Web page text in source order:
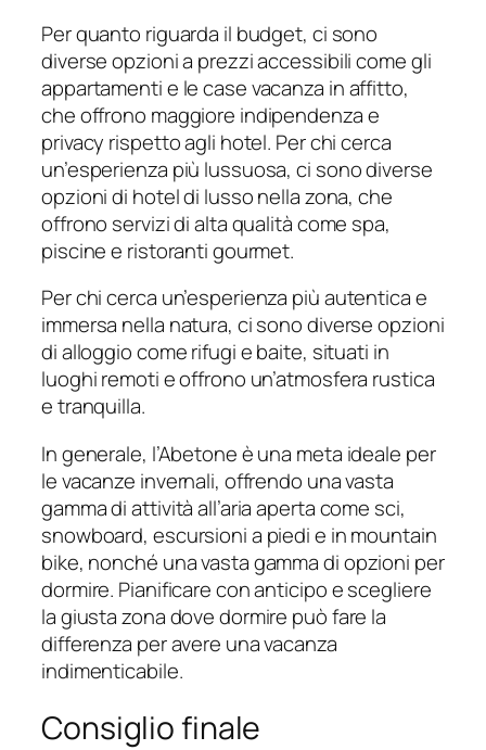
Per quanto riguarda il budget, ci sono
diverse opzioni a prezzi accessibili come gli
appartamenti e le case vacanza in affitto,
che offrono maggiore indipendenza e
privacy rispetto agli hotel. Per chi cerca
un’esperienza più lussuosa, ci sono diverse
opzioni di hotel di lusso nella zona, che
offrono servizi di alta qualità come spa,
piscine e ristoranti gourmet.
Per chi cerca un’esperienza più autentica e
immersa nella natura, ci sono diverse opzioni
di alloggio come rifugi e baite, situati in
luoghi remoti e offrono un’atmosfera rustica
e tranquilla.
In generale, l’Abetone è una meta ideale per
le vacanze invernali, offrendo una vasta
gamma di attività all’aria aperta come sci,
snowboard, escursioni a piedi e in mountain
bike, nonché una vasta gamma di opzioni per
dormire. Pianificare con anticipo e scegliere
la giusta zona dove dormire può fare la
differenza per avere una vacanza
indimenticabile.
Consiglio finale